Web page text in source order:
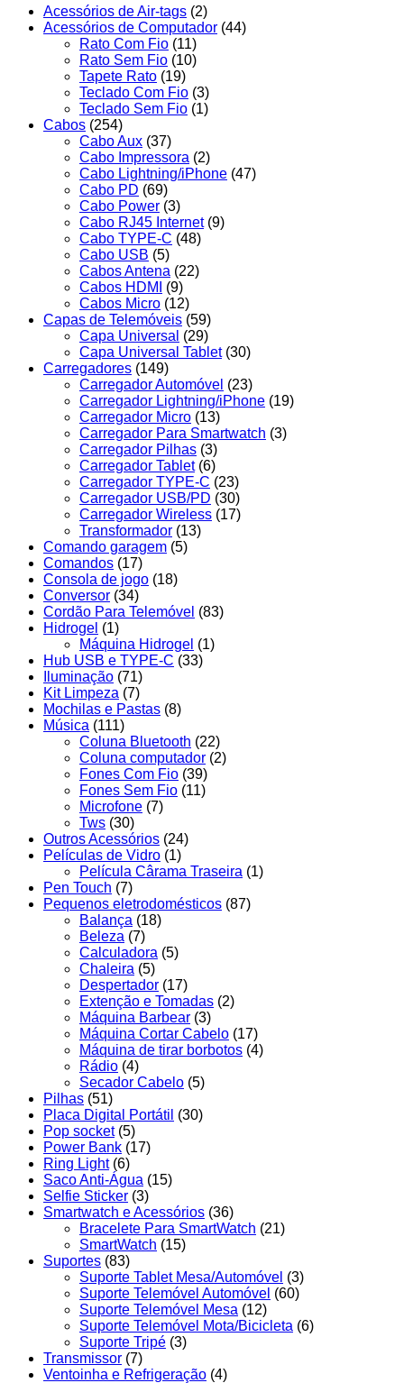
Acessórios de Air-tags (2)
Acessórios de Computador (44)
Rato Com Fio (11)
Rato Sem Fio (10)
Tapete Rato (19)
Teclado Com Fio (3)
Teclado Sem Fio (1)
Cabos (254)
Cabo Aux (37)
Cabo Impressora (2)
Cabo Lightning/iPhone (47)
Cabo PD (69)
Cabo Power (3)
Cabo RJ45 Internet (9)
Cabo TYPE-C (48)
Cabo USB (5)
Cabos Antena (22)
Cabos HDMI
(9)
Cabos Micro (12)
Capas de Telemóveis (59)
Capa Universal (29)
Capa Universal Tablet (30)
Carregadores (149)
Carregador Automóvel (23)
Carregador Lightning/iPhone (19)
Carregador Micro (13)
Carregador Para Smartwatch (3)
Carregador Pilhas (3)
Carregador Tablet (6)
Carregador TYPE-C (23)
Carregador USB/PD (30)
Carregador Wireless (17)
Transformador (13)
Comando garagem (5)
Comandos (17)
Consola de jogo (18)
Conversor (34)
Cordão Para Telemóvel (83)
Hidrogel (1)
Máquina Hidrogel (1)
Hub USB e TYPE-C (33)
Iluminação (71)
Kit Limpeza (7)
Mochilas e Pastas (8)
Música (111)
Coluna Bluetooth (22)
Coluna computador (2)
Fones Com Fio (39)
Fones Sem Fio (11)
Microfone (7)
Tws (30)
Outros Acessórios (24)
Películas de Vidro (1)
Película Cârama Traseira (1)
Pen Touch (7)
Pequenos eletrodomésticos (87)
Balança (18)
Beleza (7)
Calculadora (5)
Chaleira (5)
Despertador (17)
Extenção e Tomadas (2)
Máquina Barbear (3)
Máquina Cortar Cabelo (17)
Máquina de tirar borbotos (4)
Rádio (4)
Secador Cabelo (5)
Pilhas (51)
Placa Digital Portátil (30)
Pop socket (5)
Power Bank (17)
Ring Light (6)
Saco Anti-Água (15)
Selfie Sticker (3)
Smartwatch e Acessórios (36)
Bracelete Para SmartWatch (21)
SmartWatch (15)
Suportes (83)
Suporte Tablet Mesa/Automóvel (3)
Suporte Telemóvel Automóvel (60)
Suporte Telemóvel Mesa (12)
Suporte Telemóvel Mota/Bicicleta (6)
Suporte Tripé (3)
Transmissor (7)
Ventoinha e Refrigeração (4)